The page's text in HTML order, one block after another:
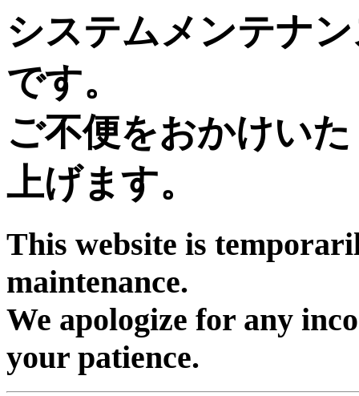
システムメンテナ
です。
ご不便をおかけい
上げます。
This website is
maintenance.
We apologize for any
your patience.